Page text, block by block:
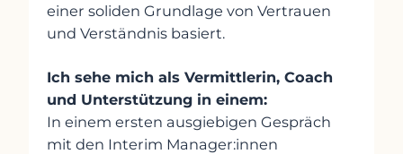
einer soliden Grundlage von Vertrauen
und Verständnis basiert.
Ich sehe mich als Vermittlerin, Coach
und Unterstützung in einem:
In einem ersten ausgiebigen Gespräch
mit den Interim Manager:innen